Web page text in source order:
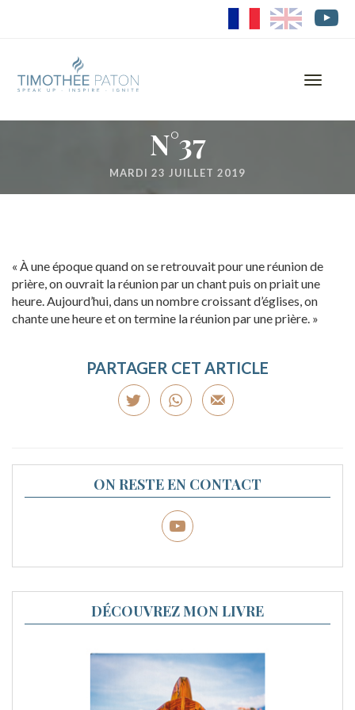
EN
Toggle
N°37
MARDI 23 JUILLET 2019
« À une époque quand on se retrouvait pour une réunion de
prière, on ouvrait la réunion par un chant puis on priait une
heure. Aujourd’hui, dans un nombre croissant d’églises, on
chante une heure et on termine la réunion par une prière. »
PARTAGER CET ARTICLE
ON RESTE EN CONTACT
DÉCOUVREZ MON LIVRE